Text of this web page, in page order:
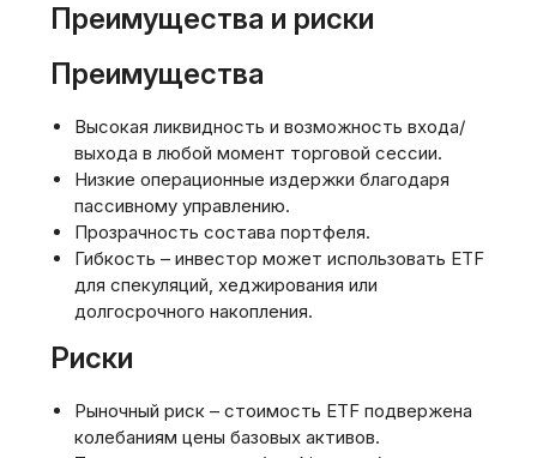
Преимущества и риски
Преимущества
Высокая ликвидность и возможность входа/
выхода в любой момент торговой сессии.
Низкие операционные издержки благодаря
пассивному управлению.
Прозрачность состава портфеля.
Гибкость – инвестор может использовать ETF
для спекуляций‚ хеджирования или
долгосрочного накопления.
Риски
Рыночный риск – стоимость ETF подвержена
колебаниям цены базовых активов.